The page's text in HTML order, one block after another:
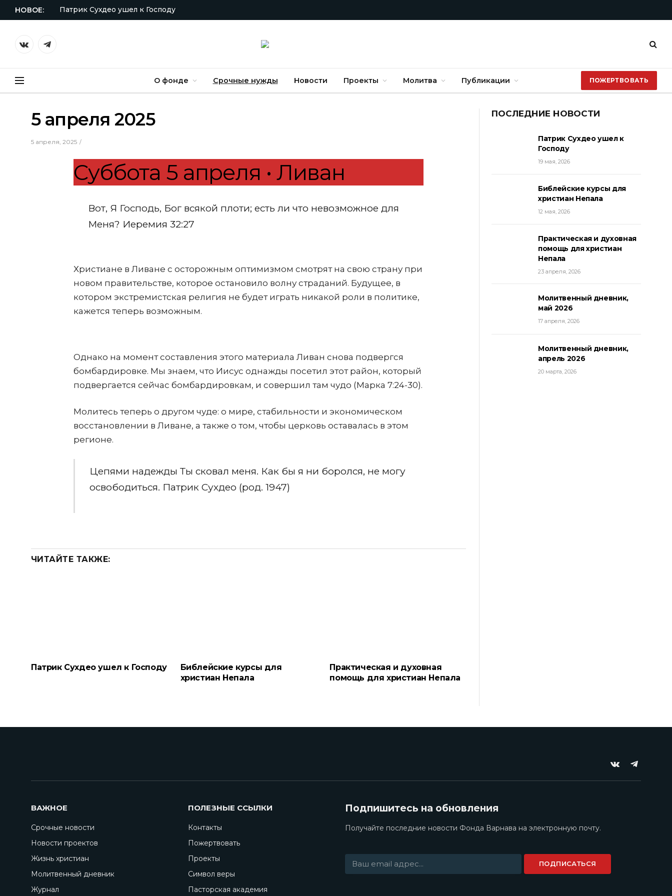
НОВОЕ: Патрик Сухдео ушел к Господу
VKontakteTelegram
О фонде Срочные нужды Новости Проекты Молитва Публикации ПОЖЕРТВОВАТЬ
5 апреля 2025
5 апреля, 2025
Суббота 5 апреля • Ливан
Вот, Я Господь, Бог всякой плоти; есть ли что невозможное для
Меня? Иеремия 32:27
Христиане в Ливане с осторожным оптимизмом смотрят на свою страну при
новом правительстве, которое остановило волну страданий. Будущее, в
котором экстремистская религия не будет играть никакой роли в политике,
кажется теперь возможным.
Однако на момент составления этого материала Ливан снова подвергся
бомбардировке. Мы знаем, что Иисус однажды посетил этот район, который
подвергается сейчас бомбардировкам, и совершил там чудо (Марка 7:24-30).
Молитесь теперь о другом чуде: о мире, стабильности и экономическом
восстановлении в Ливане, а также о том, чтобы церковь оставалась в этом
регионе.
Цепями надежды Ты сковал меня. Как бы я ни боролся, не могу
освободиться. Патрик Сухдео (род. 1947)
ЧИТАЙТЕ ТАКЖЕ:
Патрик Сухдео ушел к Господу
Библейские курсы для
христиан Непала
Практическая и духовная
помощь для христиан Непала
ПОСЛЕДНИЕ НОВОСТИ
Патрик Сухдео ушел к
Господу
19 мая, 2026
Библейские курсы для
христиан Непала
12 мая, 2026
Практическая и духовная
помощь для христиан
Непала
23 апреля, 2026
Молитвенный дневник,
май 2026
17 апреля, 2026
Молитвенный дневник,
апрель 2026
20 марта, 2026
VKontakteTelegram
ВАЖНОЕ
Срочные новости
Новости проектов
Жизнь христиан
Молитвенный дневник
Журнал
ПОЛЕЗНЫЕ ССЫЛКИ
Контакты
Пожертвовать
Проекты
Символ веры
Пасторская академия
Подпишитесь на обновления
Получайте последние новости Фонда Варнава на электронную почту.
ПОДПИСАТЬСЯ